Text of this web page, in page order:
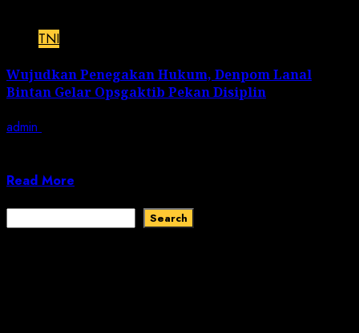
TNI
Wujudkan Penegakan Hukum, Denpom Lanal
Bintan Gelar Opsgaktib Pekan Disiplin
admin
Read More
Search